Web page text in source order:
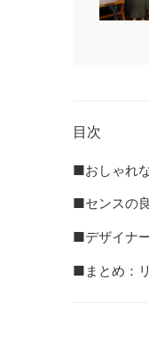
目次
■おしゃれ
■センスの
■デザイナ
■まとめ：